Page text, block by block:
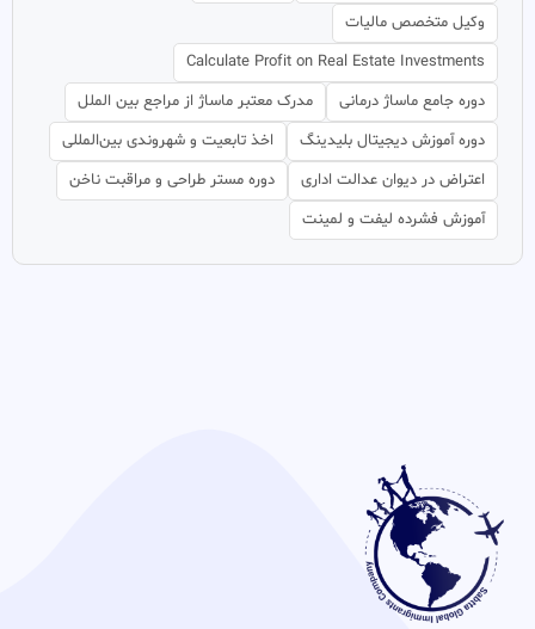
وکیل متخصص مالیات
Calculate Profit on Real Estate Investments
دوره جامع ماساژ درمانی
مدرک معتبر ماساژ از مراجع بین الملل
دوره آموزش دیجیتال بلیدینگ
اخذ تابعیت و شهروندی بین‌المللی
اعتراض در دیوان عدالت اداری
دوره مستر طراحی و مراقبت ناخن
آموزش فشرده لیفت و لمینت